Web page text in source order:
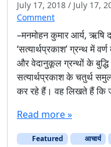
July 17, 2018 / July 17,
Comment
–मनमोहन कुमार आर्य, ऋषि
‘सत्यार्थप्रकाश’ ग्रन्थ में
और वेदानुकूल ग्रन्थों के
सत्यार्थप्रकाश के चतुर्थ
कर रहे हैं। वह लिखते हैं
Read more »
Featured आचार्य